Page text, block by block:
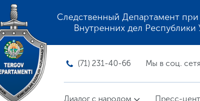
Следственный Департамент
Внутренних дел Республики
(71) 231-40-66 Мы в соц.
Диалог с народом Пресс-